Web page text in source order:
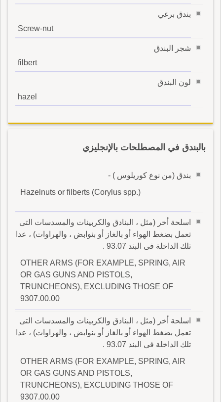
بندق برغي
Screw-nut
شجر البندق
filbert
لون البندق
hazel
بالبندق في المصطلحات بالإنجليزي
بندق (من نوع كوريلوس ) -
Hazelnuts or filberts (Corylus spp.)
اسلحة أخر (مثل ، البنادق والكربينات والمسدسات التى
تعمل بضغط الهواء أو بالغاز أو بنوابض ، والهراوات) ، عدا
تلك الداخلة فى البند 93.07 .
OTHER ARMS (FOR EXAMPLE, SPRING, AIR
OR GAS GUNS AND PISTOLS,
TRUNCHEONS), EXCLUDING THOSE OF
9307.00.00
اسلحة أخر (مثل ، البنادق والكربينات والمسدسات التى
تعمل بضغط الهواء أو بالغاز أو بنوابض ، والهراوات) ، عدا
تلك الداخلة فى البند 93.07 .
OTHER ARMS (FOR EXAMPLE, SPRING, AIR
OR GAS GUNS AND PISTOLS,
TRUNCHEONS), EXCLUDING THOSE OF
9307.00.00